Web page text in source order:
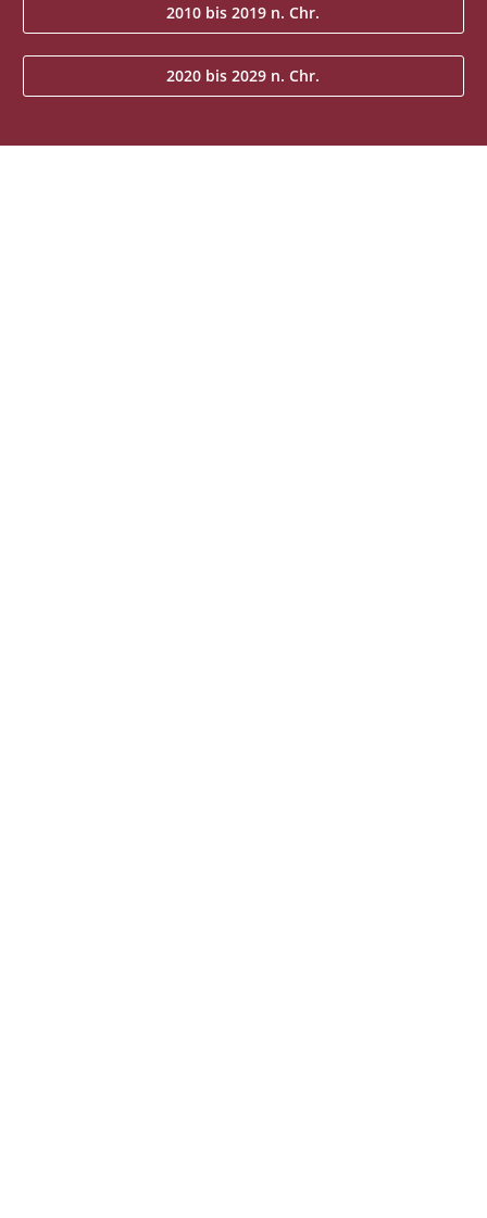
2010 bis 2019 n. Chr.
2020 bis 2029 n. Chr.